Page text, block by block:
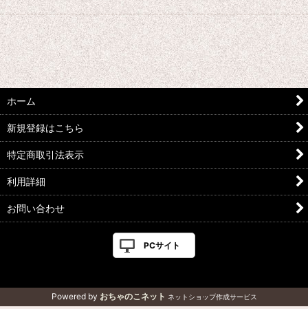
ホーム
新規登録はこちら
特定商取引法表示
利用詳細
お問い合わせ
PCサイト
Powered by おちゃのこネット ネットショップ作成サービス